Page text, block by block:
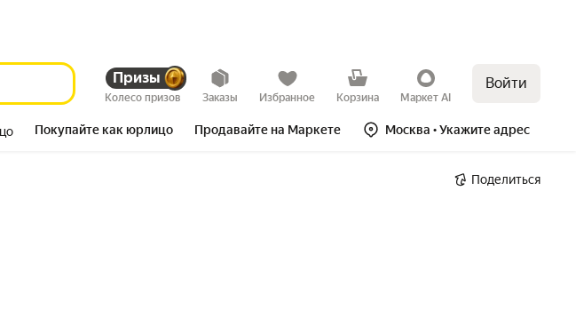
Призы
Колесо призов Заказы Избранное Корзина Маркет AI
Войти
Покупайте как юрлицо Продавайте на Маркете Москва • Укажите адрес
Поделиться